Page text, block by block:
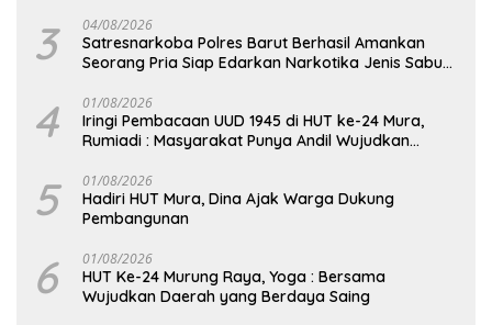
3 04/08/2026
Satresnarkoba Polres Barut Berhasil Amankan
Seorang Pria Siap Edarkan Narkotika Jenis Sabu
4 01/08/2026
Iringi Pembacaan UUD 1945 di HUT ke-24 Mura,
Rumiadi : Masyarakat Punya Andil Wujudkan
5 01/08/2026
Hadiri HUT Mura, Dina Ajak Warga Dukung
Pembangunan
6 01/08/2026
HUT Ke-24 Murung Raya, Yoga : Bersama
Wujudkan Daerah yang Berdaya Saing